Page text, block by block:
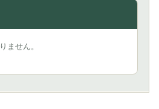
ません。